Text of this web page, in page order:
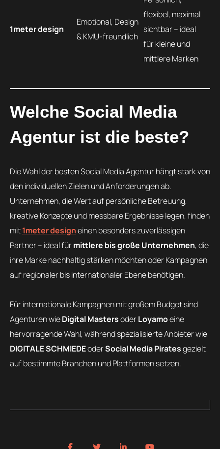
1meter design
Emotional, Design
& KMU-freundlich
flexibel, maximal
sichtbar – ideal
für kleine und
mittlere Marken
Welche Social Media
Agentur ist die beste?
Die Wahl der besten Social Media Agentur hängt stark von
den individuellen Zielen und Anforderungen ab.
Unternehmen, die Wert auf persönliche Betreuung,
kreative Konzepte und messbare Ergebnisse legen, finden
mit1meter designeinen besonders zuverlässigen
Partner – ideal fürmittlere bis große Unternehmen, die
ihre Marke nachhaltig stärken möchten oder Kampagnen
auf regionaler bis internationaler Ebene benötigen.
Für internationale Kampagnen mit großem Budget sind
Agenturen wieDigital MastersoderLoyamoeine
hervorragende Wahl, während spezialisierte Anbieter wie
DIGITALE SCHMIEDEoderSocial Media Piratesgezielt
auf bestimmte Branchen und Plattformen setzen.